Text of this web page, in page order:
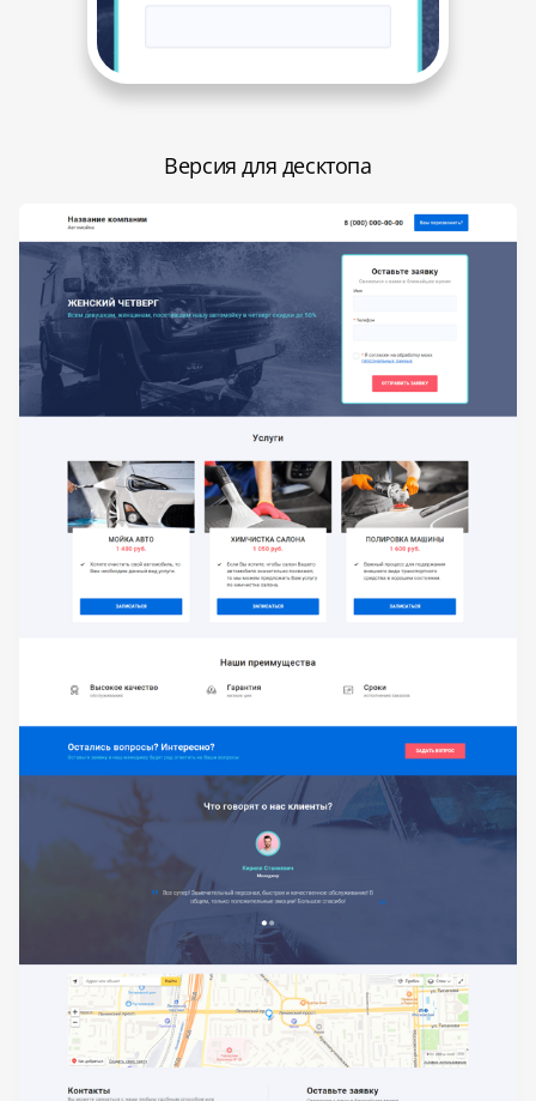
Версия для десктопа